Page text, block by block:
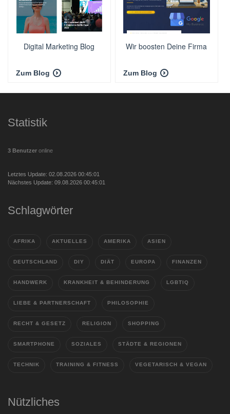
Digital Marketing Blog
Zum Blog
Wir boosten Deine Firma
Zum Blog
Statistik
3 Benutzer online
Letztes Update: 02.08.2026 00:45:01
Nächstes Update: 09.08.2026 00:45:01
Schlagwörter
AFRIKA AKTUELLES AMERIKA ASIEN
DEUTSCHLAND DIY DIÄT EUROPA FINANZEN
HANDWERK KRANKHEIT & BEHINDERUNG LGBTIQ
LIEBE & PARTNERSCHAFT PHILOSOPHIE
RECHT & GESETZ RELIGION SHOPPING
SMARTPHONE SOZIALES STÄDTE & REGIONEN
TECHNIK TRAINING & FITNESS VEGETARISCH & VEGAN
Nützliches